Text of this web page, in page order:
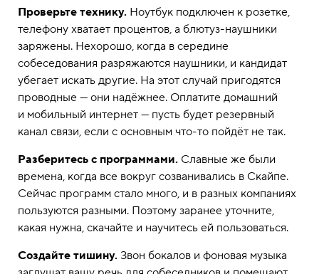
Проверьте технику. Ноутбук подключен к розетке,
телефону хватает процентов, а блютуз-наушники
заряжены. Нехорошо, когда в середине
собеседования разряжаются наушники, и кандидат
убегает искать другие. На этот случай пригодятся
проводные — они надёжнее. Оплатите домашний
и мобильный интернет — пусть будет резервный
канал связи, если с основным что-то пойдёт не так.
Разберитесь с программами. Славные же были
времена, когда все вокруг созванивались в Скайпе.
Сейчас программ стало много, и в разных компаниях
пользуются разными. Поэтому заранее уточните,
какая нужна, скачайте и научитесь ей пользоваться.
Создайте тишину. Звон бокалов и фоновая музыка